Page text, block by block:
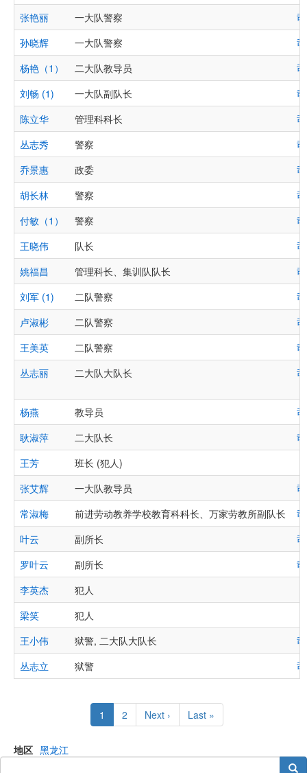
张艳丽
一大队警察
孙晓辉
一大队警察
杨艳（1）
二大队教导员
刘畅 (1)
一大队副队长
陈立华
管理科科长
丛志秀
警察
乔景惠
政委
胡长林
警察
付敏（1）
警察
王晓伟
队长
姚福昌
管理科长、集训队队长
刘军 (1)
二队警察
卢淑彬
二队警察
王美英
二队警察
丛志丽
二大队大队长
杨燕 教导员
耿淑萍
二大队长
王芳
班长 (犯人)
张艾辉
一大队教导员
常淑梅
前进劳动教养学校教育科科长、万家劳教所副队长
叶云
副所长
罗叶云
副所长
李英杰
犯人
梁笑
犯人
王小伟
狱警, 二大队大队长
丛志立
狱警
Current
page
1 Page
2
Next
page
Next ›
Last
page
Last »
地区 黑龙江
搜索